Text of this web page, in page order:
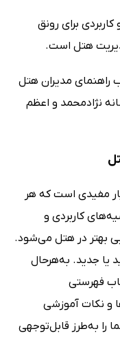
برای رونق
هتل است.
راهنمای مدیران هتل
نژادمحمد و اعظم
مفیدی است که هر
کاربردی و
بهتر در هتل می‌شود.
یا جدید. به‌هرحال
فهرستی
و نکات آموزشی
را به‌طرز قابل‌توجهی